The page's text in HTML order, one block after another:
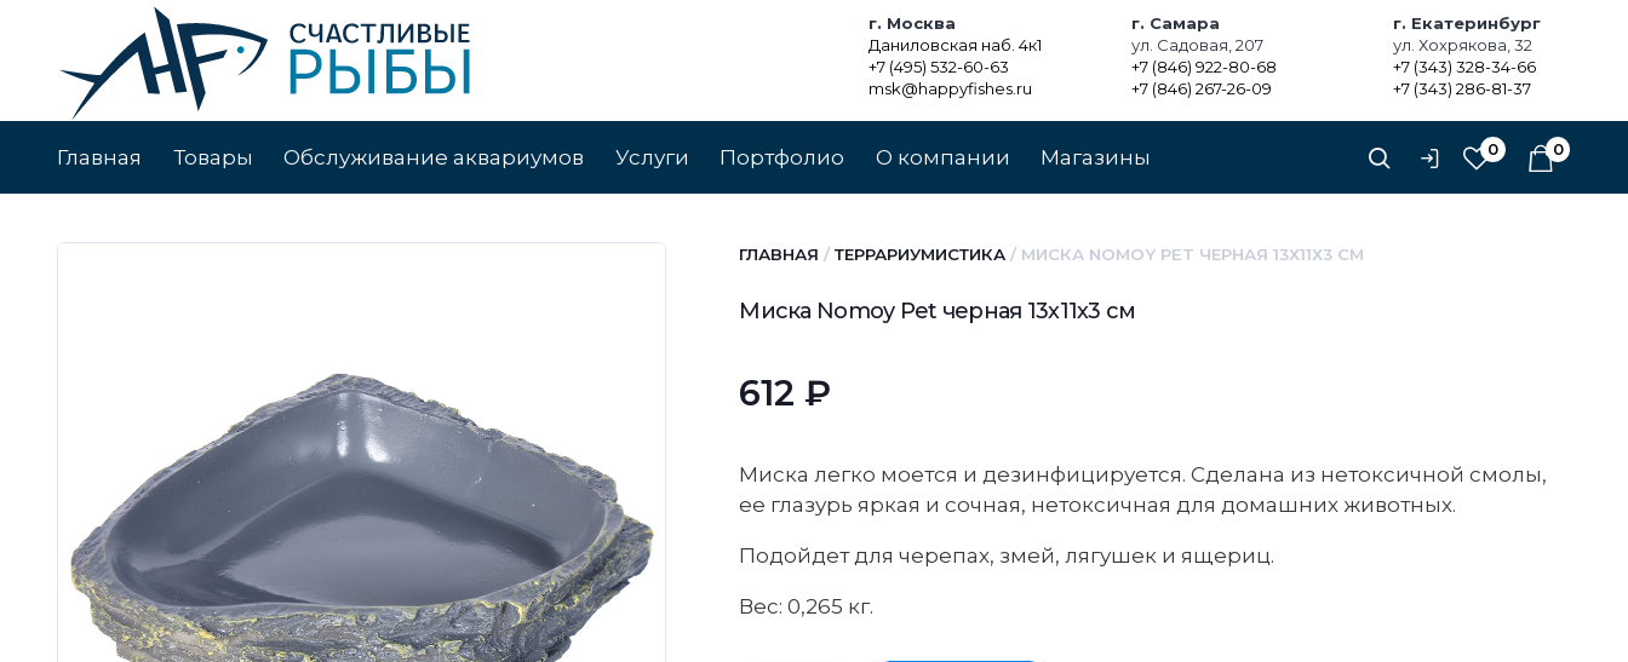
г. Москва
Даниловская наб. 4к1
+7 (495) 532-60-63
msk@happyfishes.ru
г. Самара
ул. Садовая, 207
+7 (846) 922-80-68
+7 (846) 267-26-09
г. Екатеринбург
ул. Хохрякова, 32
+7 (343) 328-34-66
+7 (343) 286-81-37
Главная Товары Обслуживание аквариумов Услуги Портфолио О компании Магазины 0
0
ГЛАВНАЯ /ТЕРРАРИУМИСТИКА / МИСКА NOMOY PET ЧЕРНАЯ 13Х11Х3 СМ
Миска Nomoy Pet черная 13х11х3 см
612₽
Миска легко моется и дезинфицируется. Сделана из нетоксичной смолы,
ее глазурь яркая и сочная, нетоксичная для домашних животных.
Подойдет для черепах, змей, лягушек и ящериц.
Вес: 0,265 кг.